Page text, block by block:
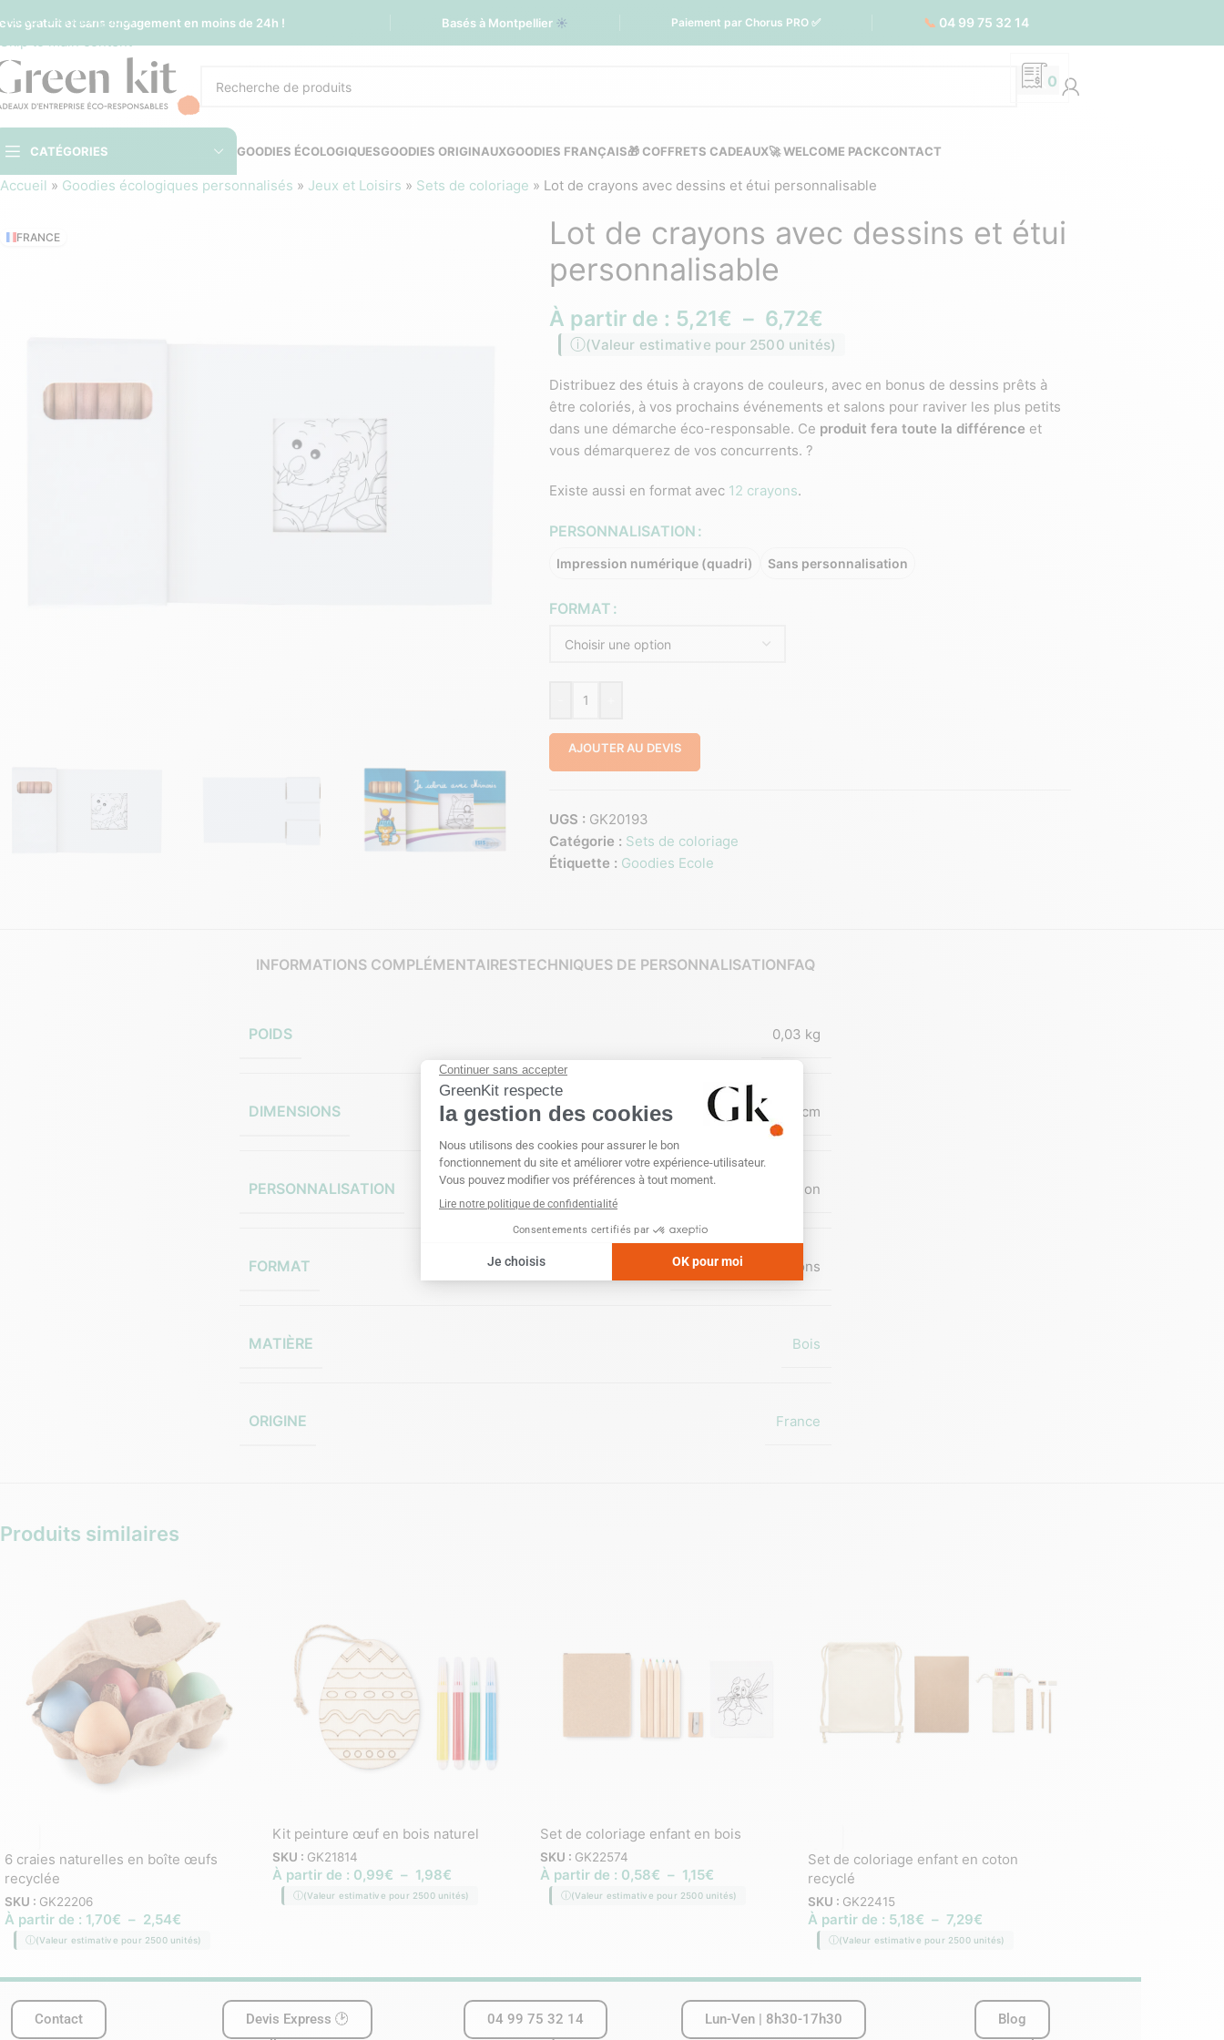
Sauter à la navigation
Skip to main content
gratuit et sans engagement en moins de 24h ! Basés à Montpellier ☀️ Paiement par Chorus PRO ✅ 📞 04 99 75 32 14
0
CATÉGORIES GOODIES ÉCOLOGIQUESGOODIES ORIGINAUXGOODIES FRANÇAIS🎁 COFFRETS CADEAUX🚀 WELCOME PACKCONTACT
Accueil » Goodies écologiques personnalisés » Jeux et Loisirs » Sets de coloriage » Lot de crayons avec dessins et étui personnalisable
FRANCE
Lot de crayons avec dessins et étui
personnalisable
À partir de : 5,21€ – 6,72€
(Valeur estimative pour 2500 unités)
Distribuez des étuis à crayons de couleurs, avec en bonus de dessins prêts à
être coloriés, à vos prochains événements et salons pour raviver les plus petits
dans une démarche éco-responsable. Ce produit fera toute la différence et
vous démarquerez de vos concurrents. ?
Existe aussi en format avec 12 crayons.
PERSONNALISATION
Impression numérique (quadri) Sans personnalisation
FORMAT
AJOUTER AU DEVIS
UGS : GK20193
Catégorie : Sets de coloriage
Étiquette : Goodies Ecole
INFORMATIONS COMPLÉMENTAIRESTECHNIQUES DE PERSONNALISATIONFAQ
POIDS 0,03 kg
DIMENSIONS 44 × 17,8 × 0,8 cm
PERSONNALISATION Impression numérique (quadri) ,Sans personnalisation
FORMAT 12 crayons 6 crayons
MATIÈRE Bois
ORIGINE France
Produits similaires
6 craies naturelles en boîte œufs
recyclée
SKU : GK22206
À partir de : 1,70€ – 2,54€
(Valeur estimative pour 2500 unités)
Kit peinture œuf en bois naturel
SKU : GK21814
À partir de : 0,99€ – 1,98€
(Valeur estimative pour 2500 unités)
Set de coloriage enfant en bois
SKU : GK22574
À partir de : 0,58€ – 1,15€
(Valeur estimative pour 2500 unités)
Set de coloriage enfant en coton
recyclé
SKU : GK22415
À partir de : 5,18€ – 7,29€
(Valeur estimative pour 2500 unités)
Contact
Devis Express 🕑
04 99 75 32 14
Lun-Ven | 8h30-17h30
Blog